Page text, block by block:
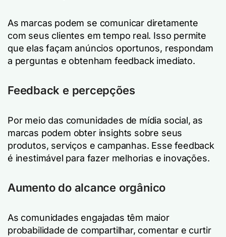
As marcas podem se comunicar diretamente
com seus clientes em tempo real. Isso permite
que elas façam anúncios oportunos, respondam
a perguntas e obtenham feedback imediato.
Feedback e percepções
Por meio das comunidades de mídia social, as
marcas podem obter insights sobre seus
produtos, serviços e campanhas. Esse feedback
é inestimável para fazer melhorias e inovações.
Aumento do alcance orgânico
As comunidades engajadas têm maior
probabilidade de compartilhar, comentar e curtir